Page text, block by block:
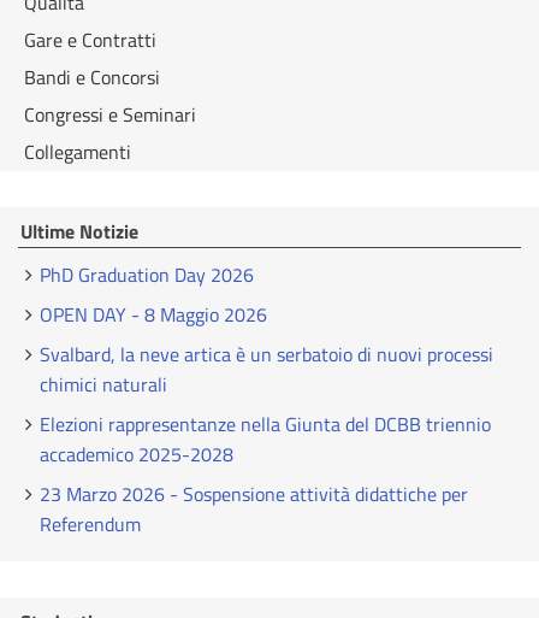
Gare e Contratti
Bandi e Concorsi
Congressi e Seminari
Collegamenti
Ultime Notizie
PhD Graduation Day 2026
OPEN DAY - 8 Maggio 2026
Svalbard, la neve artica è un serbatoio di nuovi processi
chimici naturali
Elezioni rappresentanze nella Giunta del DCBB triennio
accademico 2025-2028
23 Marzo 2026 - Sospensione attività didattiche per
Referendum